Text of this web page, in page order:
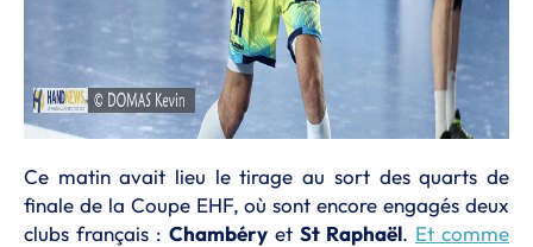
Ce matin avait lieu le tirage au sort des quarts de
finale de la Coupe EHF, où sont encore engagés deux
clubs français : Chambéry et St Raphaël. Et comme